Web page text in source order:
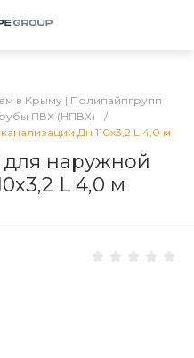
в Крыму | Полипайпгрупп
ПВХ (НПВХ)
/
Дн 110х3,2 L 4,0 м
наружной
L 4,0 м